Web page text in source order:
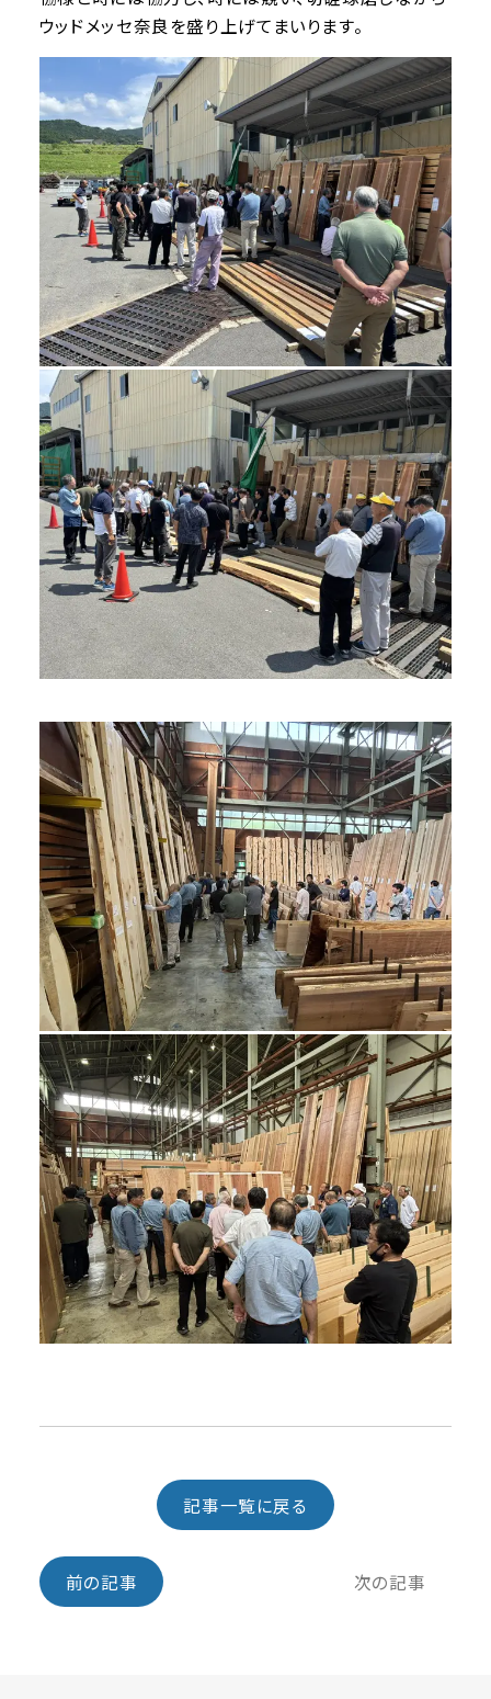
ウッドメッセ奈良を盛り上げてまいります。
前の記事
記事一覧に戻る
次の記事